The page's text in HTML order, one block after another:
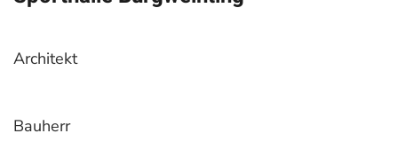
Architekt
Bauherr